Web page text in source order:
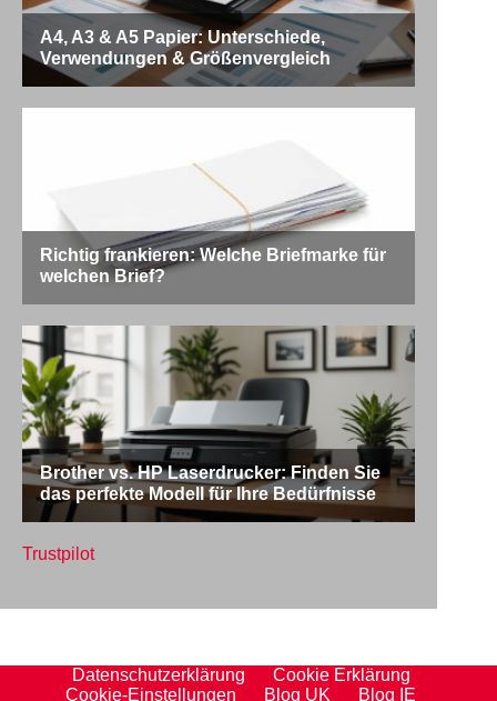
Trustpilot
Datenschutzerklärung
Cookie Erklärung
Cookie-Einstellungen
Blog UK Blog IE